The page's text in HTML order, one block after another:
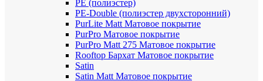
PE (полиэстер)
PE-Double (полиэстер двухсторонний)
PurLite Мatt Матовое покрытие
PurPro Матовое покрытие
PurPro Matt 275 Матовое покрытие
Rooftop Бархат Матовое покрытие
Satin
Satin Мatt Матовое покрытие